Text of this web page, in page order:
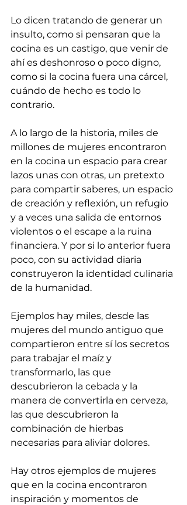
Lo dicen tratando de generar un
insulto, como si pensaran que la
cocina es un castigo, que venir de
ahí es deshonroso o poco digno,
como si la cocina fuera una cárcel,
cuándo de hecho es todo lo
contrario.
A lo largo de la historia, miles de
millones de mujeres encontraron
en la cocina un espacio para crear
lazos unas con otras, un pretexto
para compartir saberes, un espacio
de creación y reflexión, un refugio
y a veces una salida de entornos
violentos o el escape a la ruina
financiera. Y por si lo anterior fuera
poco, con su actividad diaria
construyeron la identidad culinaria
de la humanidad.
Ejemplos hay miles, desde las
mujeres del mundo antiguo que
compartieron entre sí los secretos
para trabajar el maíz y
transformarlo, las que
descubrieron la cebada y la
manera de convertirla en cerveza,
las que descubrieron la
combinación de hierbas
necesarias para aliviar dolores.
Hay otros ejemplos de mujeres
que en la cocina encontraron
inspiración y momentos de